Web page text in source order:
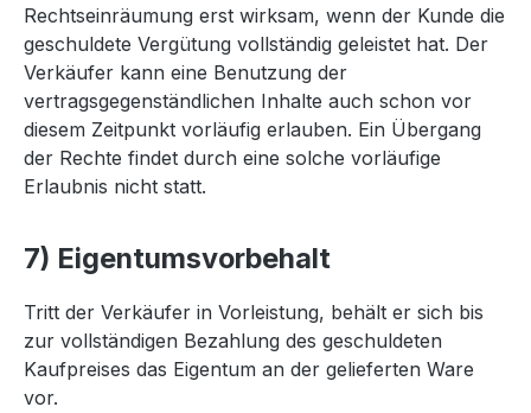
Rechtseinräumung erst wirksam, wenn der Kunde die
geschuldete Vergütung vollständig geleistet hat. Der
Verkäufer kann eine Benutzung der
vertragsgegenständlichen Inhalte auch schon vor
diesem Zeitpunkt vorläufig erlauben. Ein Übergang
der Rechte findet durch eine solche vorläufige
Erlaubnis nicht statt.
7) Eigentumsvorbehalt
Tritt der Verkäufer in Vorleistung, behält er sich bis
zur vollständigen Bezahlung des geschuldeten
Kaufpreises das Eigentum an der gelieferten Ware
vor.